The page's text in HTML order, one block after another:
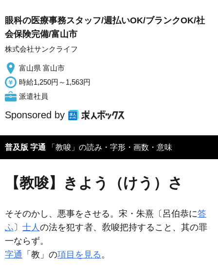
眼科の医療事務スタッフ/週払いOK/ブランクOK/社
会保険完備/富山市
株式会社サンクライフ
富山県 富山市
時給1,250円～1,563円
派遣社員
Sponsored by
普及版 字通 「教唆」の読み・字形・画数・意味
【教唆】きよう（けう）さ
そそのかし、悪事をさせる。宋・朱熹〔呂伯恭に答
ふ〕 士人 の法を犯す 、
唆把持すること、其の罪
一ならず。
字通 「教」の項目を見る 。